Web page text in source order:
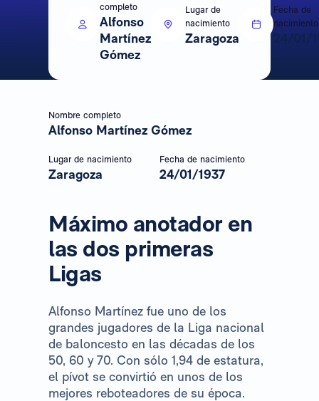
completo
Alfonso
Martínez
Gómez
Lugar de
nacimiento
Zaragoza
Fecha de
nacimiento
24/01/
Nombre completo
Alfonso Martínez Gómez
Lugar de nacimiento
Zaragoza
Fecha de nacimiento
24/01/1937
Máximo anotador en
las dos primeras
Ligas
Alfonso Martínez fue uno de los
grandes jugadores de la Liga nacional
de baloncesto en las décadas de los
50, 60 y 70. Con sólo 1,94 de estatura,
el pívot se convirtió en unos de los
mejores reboteadores de su época.